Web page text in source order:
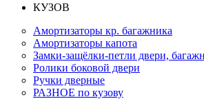
КУЗОВ
Амортизаторы кр. багажника
Амортизаторы капота
Замки-защёлки-петли двери,
Ролики боковой двери
Ручки дверные
РАЗНОЕ по кузову